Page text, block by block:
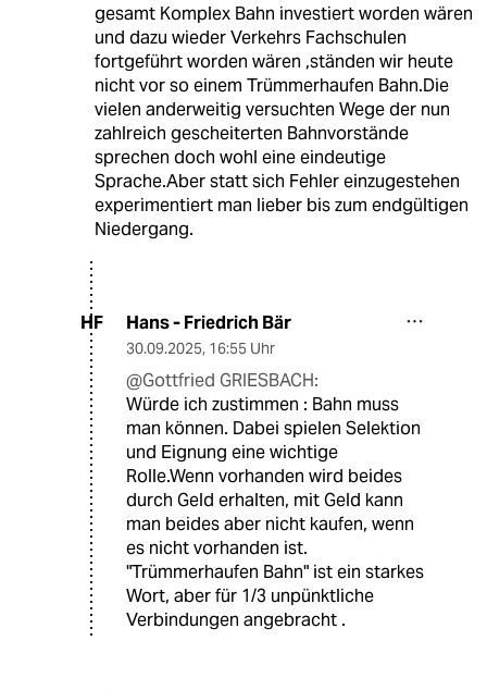
gesamt Komplex Bahn investiert worden wären
und dazu wieder Verkehrs Fachschulen
fortgeführt worden wären ,ständen wir heute
nicht vor so einem Trümmerhaufen Bahn.Die
vielen anderweitig versuchten Wege der nun
zahlreich gescheiterten Bahnvorstände
sprechen doch wohl eine eindeutige
Sprache.Aber statt sich Fehler einzugestehen
experimentiert man lieber bis zum endgültigen
Niedergang.
HF Hans - Friedrich Bär
30.09.2025, 16:55 Uhr
@Gottfried GRIESBACH:
Würde ich zustimmen : Bahn muss
man können. Dabei spielen Selektion
und Eignung eine wichtige
Rolle.Wenn vorhanden wird beides
durch Geld erhalten, mit Geld kann
man beides aber nicht kaufen, wenn
es nicht vorhanden ist.
"Trümmerhaufen Bahn" ist ein starkes
Wort, aber für 1/3 unpünktliche
Verbindungen angebracht .